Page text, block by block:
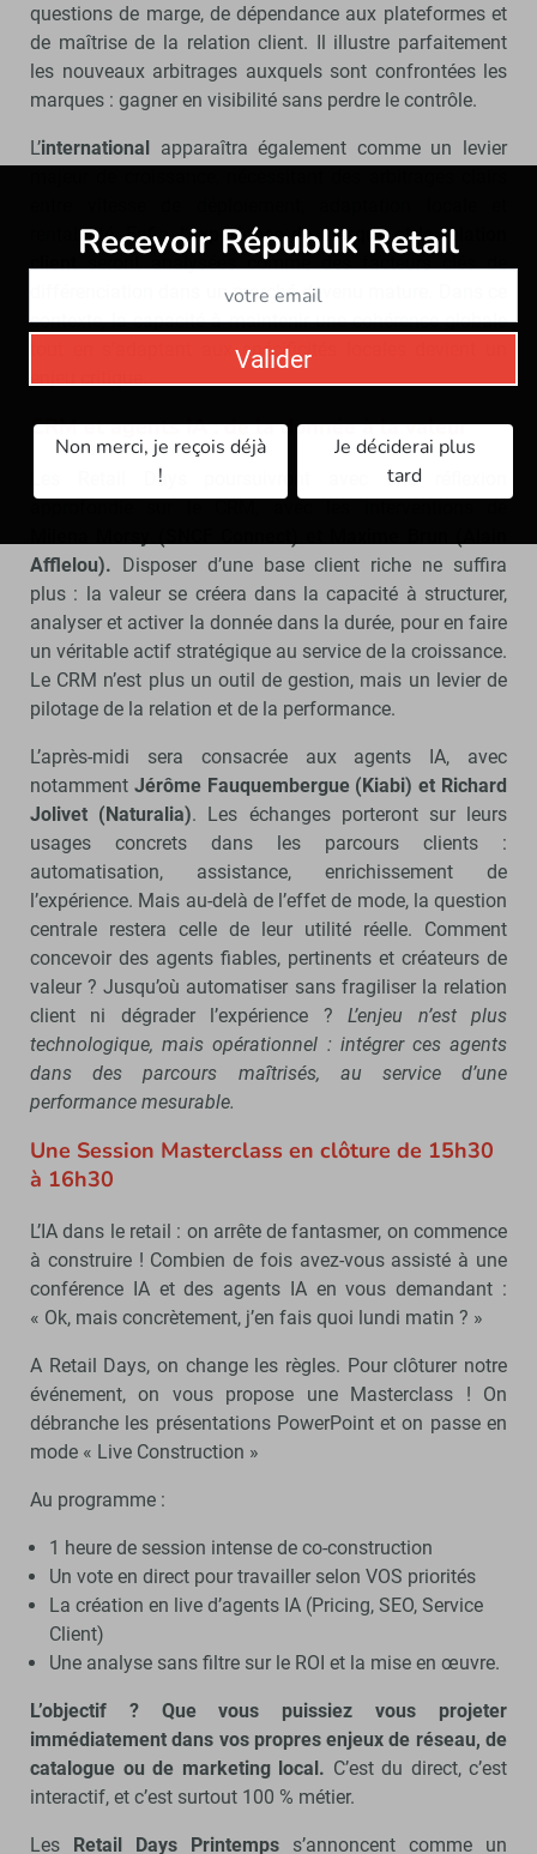
questions de marge, de dépendance aux plateformes et
de maîtrise de la relation client. Il illustre parfaitement
les nouveaux arbitrages auxquels sont confrontées les
marques : gagner en visibilité sans perdre le contrôle.
L’international apparaîtra également comme un levier
rentabilité. Enfin, l’expérience de marque et la relation
clientseront analysées comme des facteurs clés de
différenciation dans un marché devenu mature. Dans ce
contexte, la capacité à maintenir une cohérence globale
tout en s’adaptant aux spécificités locales devient un
enjeu critique.
CRM et agents IA : de la donnée à la valeur
Les Retail Days poursuivront avec une réflexion
Afflelou). Disposer d’une base client riche ne suffira
plus : la valeur se créera dans la capacité à structurer,
analyser et activer la donnée dans la durée, pour en faire
un véritable actif stratégique au service de la croissance.
Le CRM n’est plus un outil de gestion, mais un levier de
pilotage de la relation et de la performance.
L’après-midi sera consacrée aux agents IA, avec
notamment Jérôme Fauquembergue (Kiabi) et Richard
Jolivet (Naturalia). Les échanges porteront sur leurs
usages concrets dans les parcours clients :
automatisation, assistance, enrichissement de
l’expérience. Mais au-delà de l’effet de mode, la question
centrale restera celle de leur utilité réelle. Comment
concevoir des agents fiables, pertinents et créateurs de
valeur ? Jusqu’où automatiser sans fragiliser la relation
client ni dégrader l’expérience ?L’enjeu n’est plus
technologique, mais opérationnel : intégrer ces agents
dans des parcours maîtrisés, au service d’une
performance mesurable.
Une Session Masterclass en clôture de 15h30
à 16h30
L’IA dans le retail : on arrête de fantasmer, on commence
à construire ! Combien de fois avez-vous assisté à une
conférence IA et des agents IA en vous demandant :
« Ok, mais concrètement, j’en fais quoi lundi matin ? »
A Retail Days, on change les règles. Pour clôturer notre
événement, on vous propose une Masterclass ! On
débranche les présentations PowerPoint et on passe en
mode « Live Construction »
Au programme :
1 heure de session intense de co-construction
Un vote en direct pour travailler selon VOS priorités
La création en live d’agents IA (Pricing, SEO, Service
Client)
Une analyse sans filtre sur le ROI et la mise en œuvre.
L’objectif ? Que vous puissiez vous projeter
immédiatement dans vos propres enjeux de réseau, de
catalogue ou de marketing local. C’est du direct, c’est
interactif, et c’est surtout 100 % métier.
Les Retail Days Printemps s’annoncent comme un
Recevoir Républik Retail
Valider
Non merci, je reçois déjà
!
Je déciderai plus
tard